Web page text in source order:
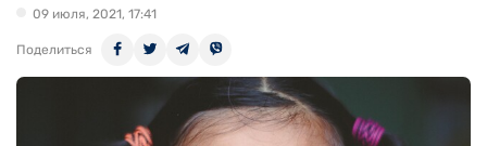
09 июля, 2021, 17:41
Поделиться